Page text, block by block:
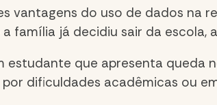
vantagens do uso de dados na
família já decidiu sair da
estudante que apresenta
dificuldades acadêmicas ou